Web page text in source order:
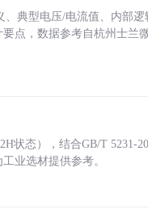
典型电压/电流值、内部
点，数据参考自杭州士兰
状态），结合GB/T 5231-
业选材提供参考。